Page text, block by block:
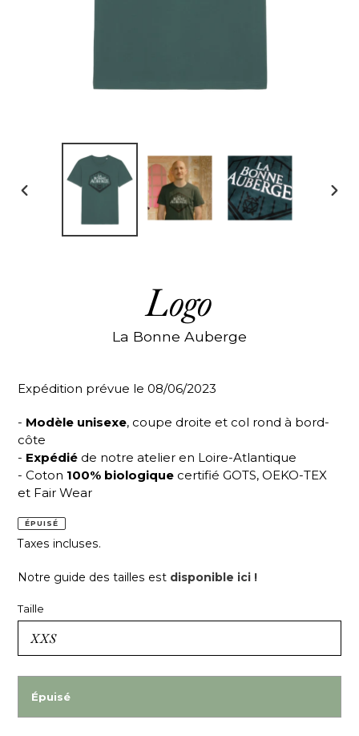
Logo
La Bonne Auberge
Expédition prévue le 08/06/2023
- Modèle unisexe, coupe droite et col rond à bord-
côte
- Expédié de notre atelier en Loire-Atlantique
- Coton 100% biologique certifié GOTS, OEKO-TEX
et Fair Wear
ÉPUISÉ
Taxes incluses.
Notre guide des tailles est disponible ici !
Taille
Épuisé